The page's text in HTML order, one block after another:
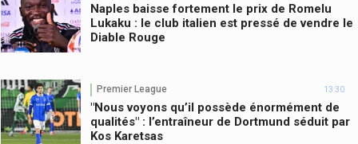
Naples baisse fortement le prix de Romelu
Lukaku : le club italien est pressé de vendre le
Diable Rouge
Premier League 13:30
"Nous voyons qu’il possède énormément de
qualités" : l’entraîneur de Dortmund séduit par
Kos Karetsas